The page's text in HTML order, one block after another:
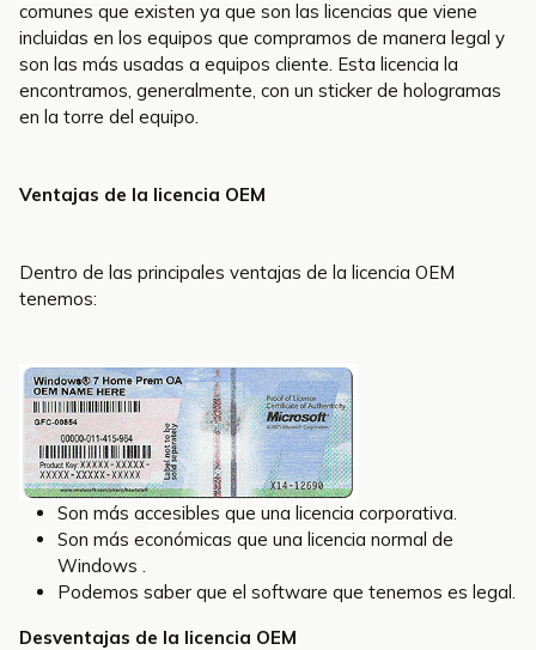
comunes que existen ya que son las licencias que viene
incluidas en los equipos que compramos de manera legal y
son las más usadas a equipos cliente. Esta licencia la
encontramos, generalmente, con un sticker de hologramas
en la torre del equipo.
Ventajas de la licencia OEM
Dentro de las principales ventajas de la licencia OEM
tenemos:
Son más accesibles que una licencia corporativa.
Son más económicas que una licencia normal de
Windows .
Podemos saber que el software que tenemos es legal.
Desventajas de la licencia OEM